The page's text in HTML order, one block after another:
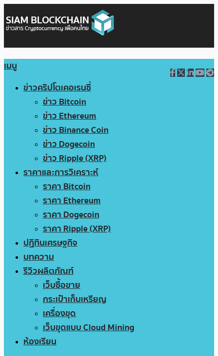
เมนู
ข่าวคริปโตเคอเรนซี่
ข่าว Bitcoin
ข่าว Ethereum
ข่าว Binance Coin
ข่าว Dogecoin
ข่าว Ripple (XRP)
ราคาและการวิเคราะห์
ราคา Bitcoin
ราคา Ethereum
ราคา Dogecoin
ราคา Ripple (XRP)
ปฏิทินเศรษฐกิจ
บทความ
รีวิวผลิตภัณฑ์
เว็บซื้อขาย
กระเป๋าเก็บเหรียญ
เครื่องขุด
เว็บขุดแบบ Cloud Mining
ห้องเรียน